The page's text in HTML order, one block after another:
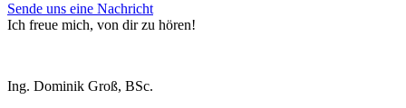
Sende uns eine Nachricht
Ich freue mich, von dir zu hören!
Ing. Dominik Groß, BSc.